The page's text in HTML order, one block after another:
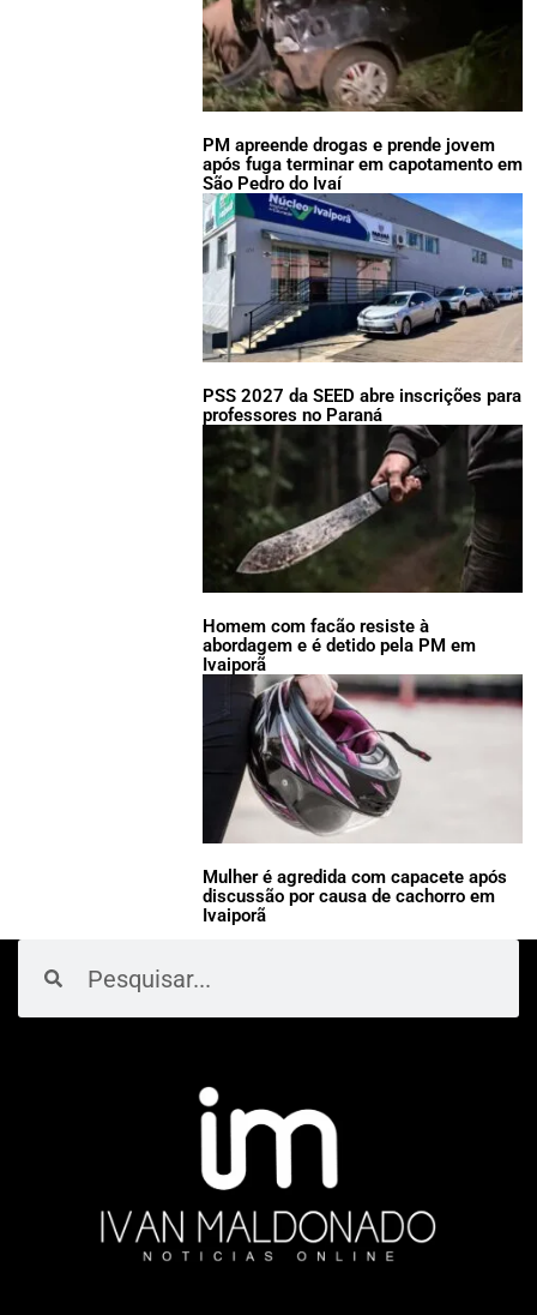
PM apreende drogas e prende jovem
após fuga terminar em capotamento em
São Pedro do Ivaí
PSS 2027 da SEED abre inscrições para
professores no Paraná
Homem com facão resiste à
abordagem e é detido pela PM em
Ivaiporã
Mulher é agredida com capacete após
discussão por causa de cachorro em
Ivaiporã